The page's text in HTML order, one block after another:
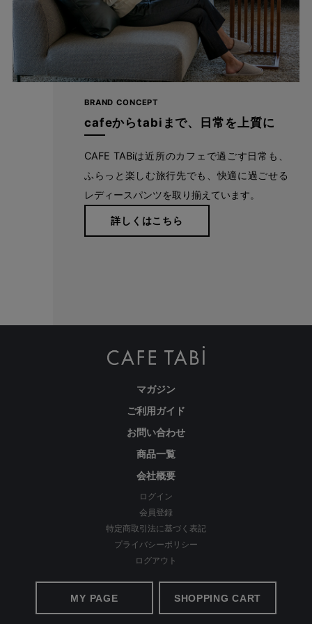
ほど良い光沢感が上品
レーヨン特有のなめらかさとのほど良い光沢感で、シンプルなシ
ルエットながらもカジュアル過ぎず、コーデがキレイめな印象
に。 キックバック性にも優れているので、膝の部分だけ生地が伸
ーンのカラーバリエーションは、深みがあり肌なじみバツグンで
BRAND CONCEPT
cafeからtabiまで、日常を上質に
CAFE TABiは近所のカフェで過ごす日常も、
ふらっと楽しむ旅行先でも、快適に過ごせる
レディースパンツを取り揃えています。
詳しくはこちら
マガジン
ご利用ガイド
お問い合わせ
商品一覧
会社概要
ログイン
会員登録
特定商取引法に基づく表記
プライバシーポリシー
ログアウト
MY PAGE SHOPPING CART